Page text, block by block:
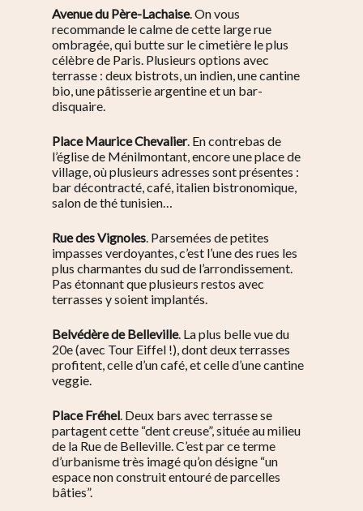
Avenue du Père-Lachaise. On vous
recommande le calme de cette large rue
ombragée, qui butte sur le cimetière le plus
célèbre de Paris. Plusieurs options avec
terrasse : deux bistrots, un indien, une cantine
bio, une pâtisserie argentine et un bar-
disquaire.
Place Maurice Chevalier. En contrebas de
l’église de Ménilmontant, encore une place de
village, où plusieurs adresses sont présentes :
bar décontracté, café, italien bistronomique,
salon de thé tunisien…
Rue des Vignoles . Parsemées de petites
impasses verdoyantes, c’est l’une des rues les
plus charmantes du sud de l’arrondissement.
Pas étonnant que plusieurs restos avec
terrasses y soient implantés.
Belvédère de Belleville. La plus belle vue du
20e (avec Tour Eiffel !), dont deux terrasses
profitent, celle d’un café, et celle d’une cantine
veggie.
Place Fréhel . Deux bars avec terrasse se
partagent cette “dent creuse”, située au milieu
de la Rue de Belleville. C’est par ce terme
d’urbanisme très imagé qu’on désigne “un
espace non construit entouré de parcelles
bâties”.
S’informer
Au quotidien
Commerces
Histoire
Politique locale
Se régaler
Bars et cafés
Restos
Se bouger
Agenda
Culture
Belleville /
Jourdain
Pelleport / Saint-
Père Lachaise /
Plaine Lagny
Saint-Blaise / Réunion
À propos
Nous Soutenir